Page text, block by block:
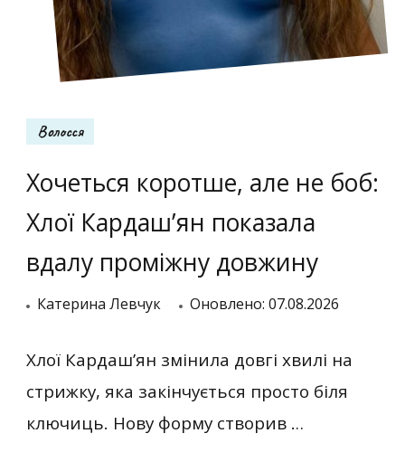
Волосся
Хочеться коротше, але не боб:
Хлої Кардаш’ян показала
вдалу проміжну довжину
Катерина Левчук Оновлено: 07.08.2026
Хлої Кардаш’ян змінила довгі хвилі на
стрижку, яка закінчується просто біля
ключиць. Нову форму створив …